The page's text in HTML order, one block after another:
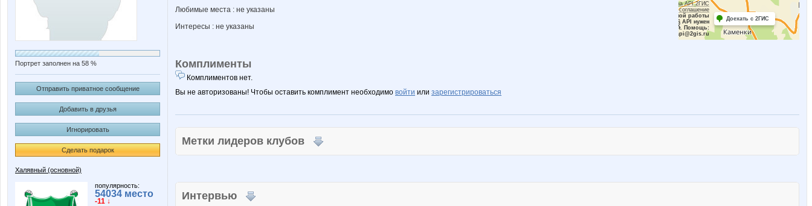
Портрет заполнен на 58 %
Отправить приватное сообщение
Добавить в друзья
Игнорировать
Сделать подарок
Халявный (основной)
популярность:
54034 место
-11 ↓
Работает на API 2ГИС
Лицензионное соглашение
Для корректной работы
Raster JS API нужен
ключ. Помощь:
api@2gis.ru
Доехать с 2ГИС
Любимые места : не указаны
Интересы : не указаны
Комплименты
Комплиментов нет.
Вы не авторизованы! Чтобы оставить комплимент необходимо войти или зарегистрироваться
Метки лидеров клубов
Интервью